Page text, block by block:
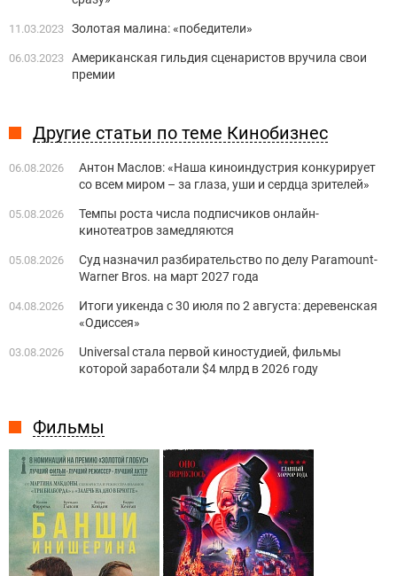
Фильмы
11.03.2023 Золотая малина: «победители»
06.03.2023 Американская гильдия сценаристов вручила свои
премии
Другие статьи по теме Кинобизнес
06.08.2026
Антон Маслов: «Наша киноиндустрия конкурирует
со всем миром – за глаза, уши и сердца зрителей»
05.08.2026
Темпы роста числа подписчиков онлайн-
кинотеатров замедляются
05.08.2026
Суд назначил разбирательство по делу Paramount-
Warner Bros. на март 2027 года
04.08.2026
Итоги уикенда с 30 июля по 2 августа: деревенская
«Одиссея»
03.08.2026
Universal стала первой киностудией, фильмы
которой заработали $4 млрд в 2026 году